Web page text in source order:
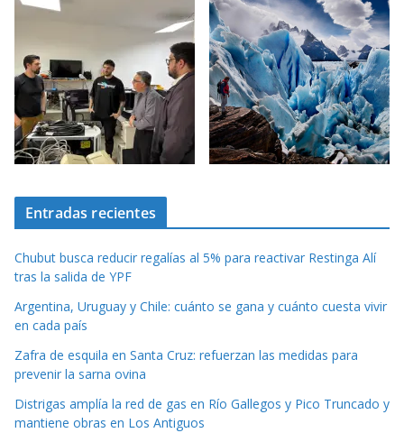
Entradas recientes
Chubut busca reducir regalías al 5% para reactivar Restinga Alí
tras la salida de YPF
Argentina, Uruguay y Chile: cuánto se gana y cuánto cuesta vivir
en cada país
Zafra de esquila en Santa Cruz: refuerzan las medidas para
prevenir la sarna ovina
Distrigas amplía la red de gas en Río Gallegos y Pico Truncado y
mantiene obras en Los Antiguos